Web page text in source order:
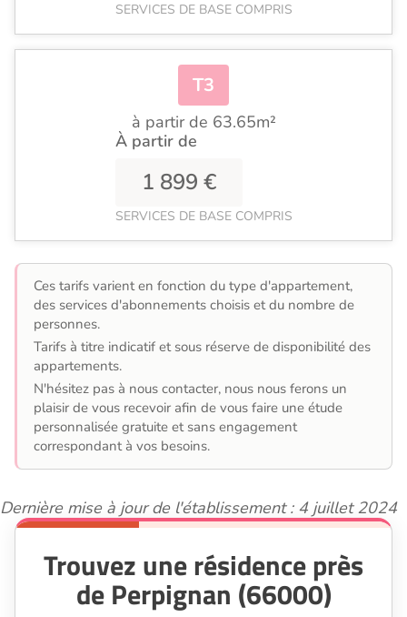
SERVICES DE BASE COMPRIS
T3
à partir de 63.65m²
À partir de
1 899 €
SERVICES DE BASE COMPRIS
Ces tarifs varient en fonction du type d'appartement,
des services d'abonnements choisis et du nombre de
personnes.
Tarifs à titre indicatif et sous réserve de disponibilité des
appartements.
N'hésitez pas à nous contacter, nous nous ferons un
plaisir de vous recevoir afin de vous faire une étude
personnalisée gratuite et sans engagement
correspondant à vos besoins.
Dernière mise à jour de l'établissement : 4 juillet 2024
Trouvez une résidence près
de Perpignan (66000)